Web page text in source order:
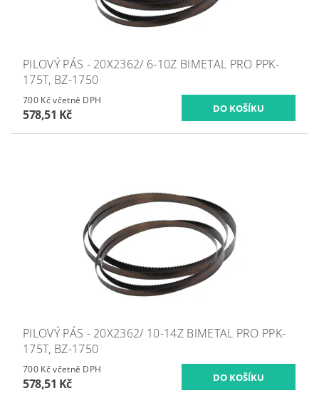
PILOVÝ PÁS - 20X2362/ 6-10Z BIMETAL PRO PPK-
175T, BZ-1750
700 Kč včetně DPH
578,51 Kč
PILOVÝ PÁS - 20X2362/ 10-14Z BIMETAL PRO PPK-
175T, BZ-1750
700 Kč včetně DPH
578,51 Kč